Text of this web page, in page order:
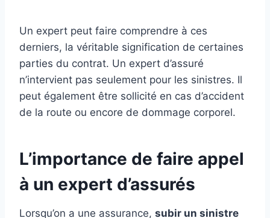
Un expert peut faire comprendre à ces
derniers, la véritable signification de certaines
parties du contrat. Un expert d’assuré
n’intervient pas seulement pour les sinistres. Il
peut également être sollicité en cas d’accident
de la route ou encore de dommage corporel.
L’importance de faire appel
à un expert d’assurés
Lorsqu’on a une assurance, subir un sinistre